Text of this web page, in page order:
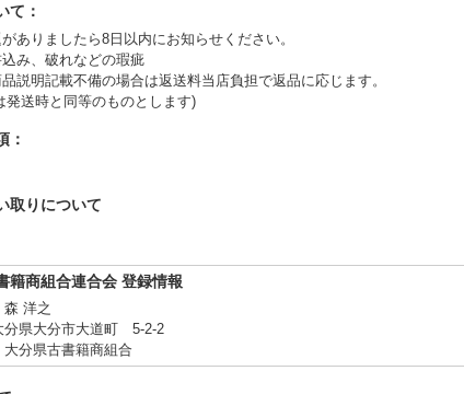
て：
ありましたら8日以内にお知らせください。
み、破れなどの瑕疵
説明記載不備の場合は返送料当店負担で返品に応じます。
発送時と同等のものとします)
：
取りについて
籍商組合連合会 登録情報
洋之
分県大分市大道町 5-2-2
大分県古書籍商組合